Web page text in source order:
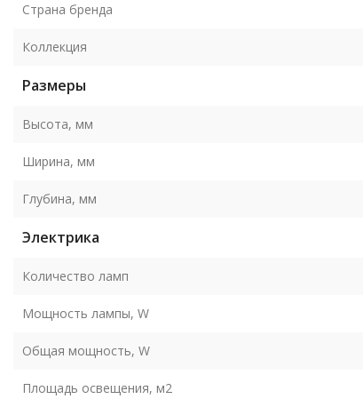
Страна бренда
Коллекция
Размеры
Высота, мм
Ширина, мм
Глубина, мм
Электрика
Количество ламп
Мощность лампы, W
Общая мощность, W
Площадь освещения, м2